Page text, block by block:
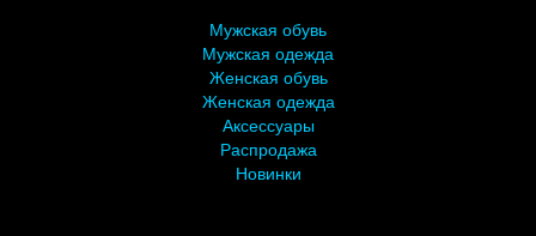
Мужская обувь
Мужская одежда
Женская обувь
Женская одежда
Аксессуары
Распродажа
Новинки